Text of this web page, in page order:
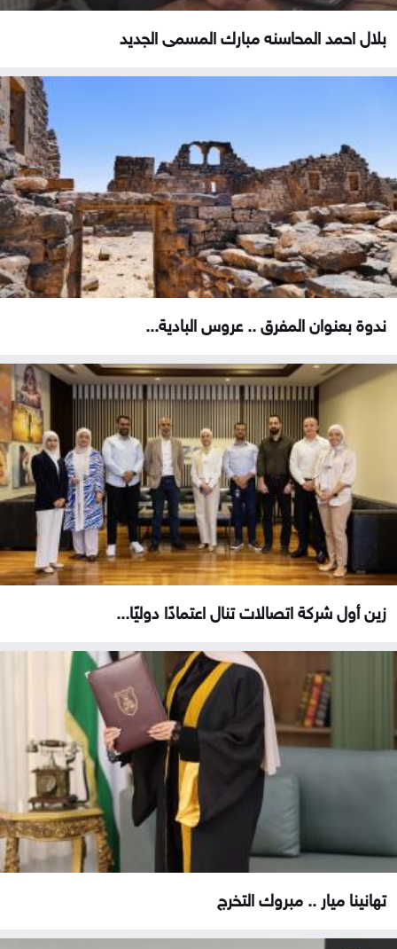
بلال احمد المحاسنه مبارك المسمى الجديد
ندوة بعنوان المفرق .. عروس البادية...
زين أول شركة اتصالات تنال اعتمادًا دوليًا...
تهانينا ميار .. مبروك التخرج